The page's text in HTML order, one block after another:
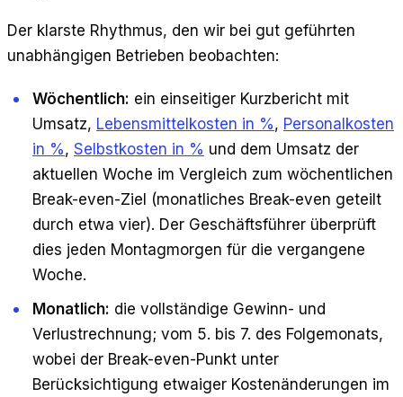
Der klarste Rhythmus, den wir bei gut geführten
unabhängigen Betrieben beobachten:
Wöchentlich: ein einseitiger Kurzbericht mit
Umsatz, Lebensmittelkosten in %, Personalkosten
in %, Selbstkosten in % und dem Umsatz der
aktuellen Woche im Vergleich zum wöchentlichen
Break-even-Ziel (monatliches Break-even geteilt
durch etwa vier). Der Geschäftsführer überprüft
dies jeden Montagmorgen für die vergangene
Woche.
Monatlich: die vollständige Gewinn- und
Verlustrechnung; vom 5. bis 7. des Folgemonats,
wobei der Break-even-Punkt unter
Berücksichtigung etwaiger Kostenänderungen im